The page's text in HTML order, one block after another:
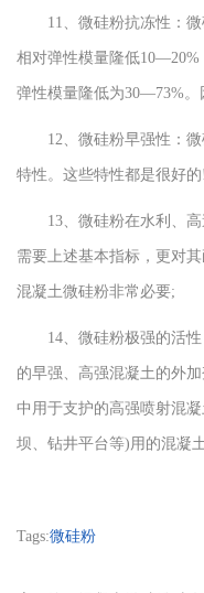
11、微硅粉抗冻性：微
相对弹性模量隆低
弹性模量隆低为30—73%。
12、微硅粉早强性：微
特性。这些特性都是很好的!
13、微硅粉在水利、高
需要上述基本指标，更对
混凝土微硅粉非常必要;
14、微硅粉极强的活性
的早强、高强混凝土的外
中用于支护的高强喷射混
坝、钻井平台等)用的混凝
Tags:微硅粉